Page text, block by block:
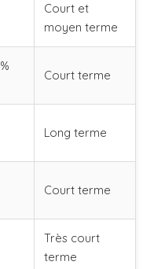
Court et
moyen terme
Court terme
Long terme
Court terme
Très court
terme